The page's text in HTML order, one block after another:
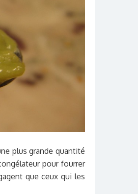
plus grande quantité
pour fourrer
que ceux qui les